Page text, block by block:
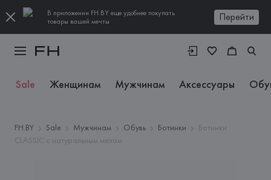
В приложении FH.BY еще удобнее покупать
товары вашей мечты
Перейти
Sale Женщинам Мужчинам Аксессуары
FH.BY Sale Мужчинам Обувь Ботинки
Ботинки
CLASSIC с натуральным мехом